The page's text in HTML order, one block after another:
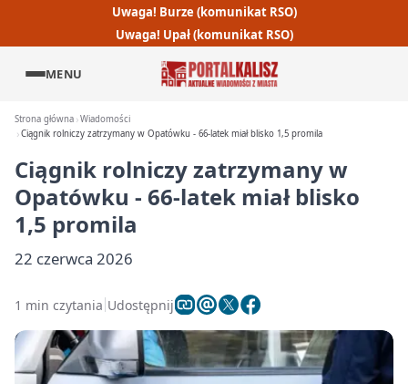
Uwaga! Burze (komunikat RSO)
Uwaga! Upał (komunikat RSO)
MENU
Strona główna Wiadomości
Ciągnik rolniczy zatrzymany w Opatówku - 66-latek miał blisko 1,5 promila
Ciągnik rolniczy zatrzymany w
Opatówku - 66-latek miał blisko
1,5 promila
22 czerwca 2026
1 min czytania Udostępnij